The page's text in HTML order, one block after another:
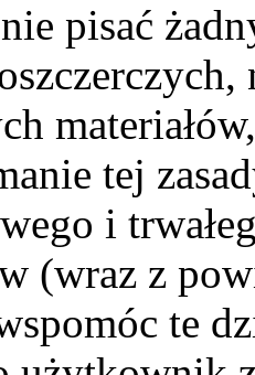
pisać
tej
i
(wraz z
te